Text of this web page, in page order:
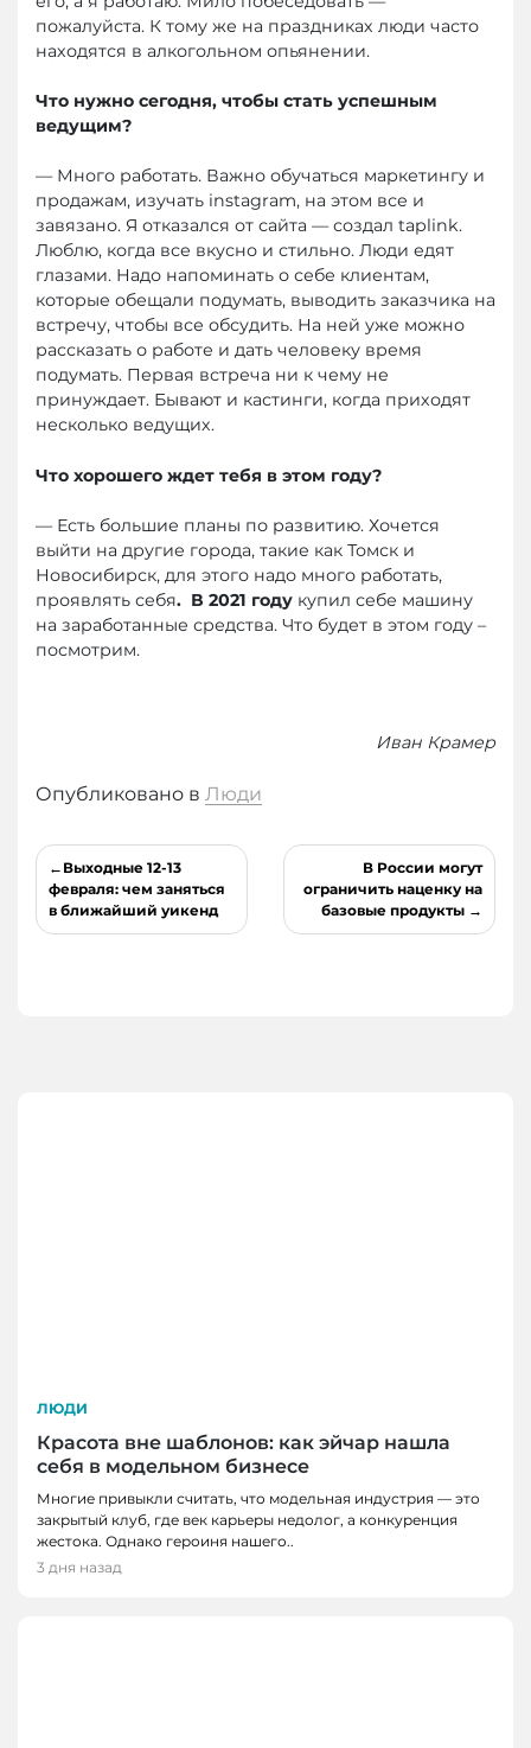
пожалуйста. К тому же на праздниках люди часто
находятся в алкогольном опьянении.
Что нужно сегодня, чтобы стать успешным
ведущим?
— Много работать. Важно обучаться маркетингу и
продажам, изучать instagram, на этом все и
завязано. Я отказался от сайта — создал taplink.
Люблю, когда все вкусно и стильно. Люди едят
глазами. Надо напоминать о себе клиентам,
которые обещали подумать, выводить заказчика на
встречу, чтобы все обсудить. На ней уже можно
рассказать о работе и дать человеку время
подумать. Первая встреча ни к чему не
принуждает. Бывают и кастинги, когда приходят
несколько ведущих.
Что хорошего ждет тебя в этом году?
— Есть большие планы по развитию. Хочется
выйти на другие города, такие как Томск и
Новосибирск, для этого надо много работать,
проявлять себя. В 2021 году купил себе машину
на заработанные средства. Что будет в этом году –
посмотрим.
Иван Крамер
Опубликовано в Люди
Навигация
по
записям
Выходные 12-13
февраля: чем заняться
в ближайший уикенд
В России могут
ограничить наценку на
базовые продукты
ЛЮДИ
Красота вне шаблонов: как эйчар нашла
себя в модельном бизнесе
Многие привыкли считать, что модельная индустрия — это
закрытый клуб, где век карьеры недолог, а конкуренция
жестока. Однако героиня нашего..
3 дня назад